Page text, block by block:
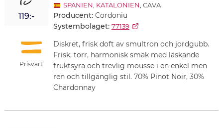
119:-
Prisvärt
SPANIEN KATALONIEN , CAVA
Producent: Cordoniu
Systembolaget: 77139
Diskret, frisk doft av smultron och jordgubb.
Frisk, torr, harmonisk smak med läskande
fruktsyra och trevlig mousse i en enkel men
ren och tillgänglig stil. 70% Pinot Noir, 30%
Chardonnay